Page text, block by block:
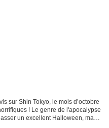
sur Shin Tokyo, le mois d’octobre
! Le genre de l'apocalypse
un excellent Halloween, mais